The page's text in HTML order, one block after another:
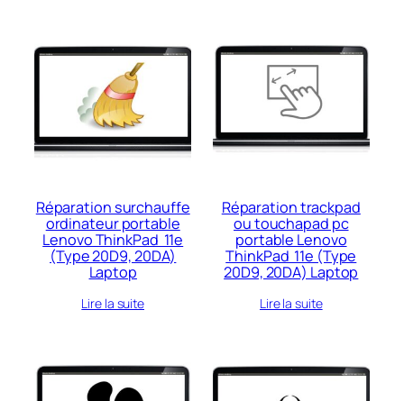
Réparation surchauffe
ordinateur portable
Lenovo ThinkPad 11e
(Type 20D9, 20DA)
Laptop
Lire la suite
Réparation trackpad
ou touchapad pc
portable Lenovo
ThinkPad 11e (Type
20D9, 20DA) Laptop
Lire la suite